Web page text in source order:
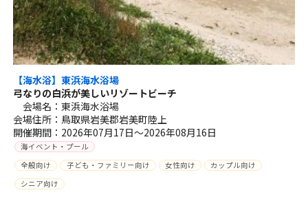
【海水浴】東浜海水浴場
弓なりの白浜が美しいリゾートビーチ
会場名：東浜海水浴場
会場住所：鳥取県岩美郡岩美町陸上
開催期間：2026年07月17日～2026年08月16日
海イベント・プール
全般向け
子ども・ファミリー向け 女性向け
カップル向け
シニア向け